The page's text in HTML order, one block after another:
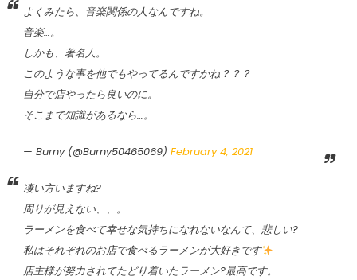
よくみたら、音楽関係の人なんですね。
音楽…。
しかも、著名人。
このような事を他でもやってるんですかね？？？
自分で店やったら良いのに。
そこまで知識があるなら…。
— Burny (@Burny50465069) February 4, 2021
凄い方いますね?
周りが見えない、、。
ラーメンを食べて幸せな気持ちになれないなんて、悲しい?
私はそれぞれのお店で食べるラーメンが大好きです
店主様が努力されてたどり着いたラーメン?最高です。